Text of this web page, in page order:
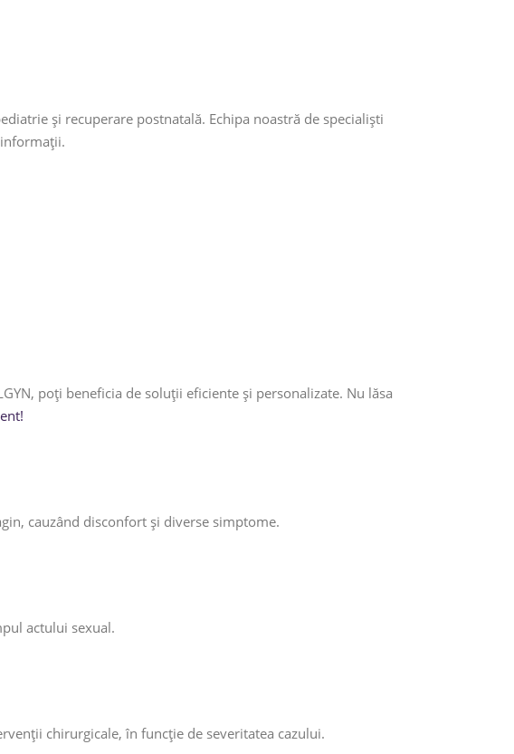
și recuperare postnatală. Echipa noastră de specialiști
poți beneficia de soluții eficiente și personalizate. Nu lăsa
cauzând disconfort și diverse simptome.
actului sexual.
chirurgicale, în funcție de severitatea cazului.